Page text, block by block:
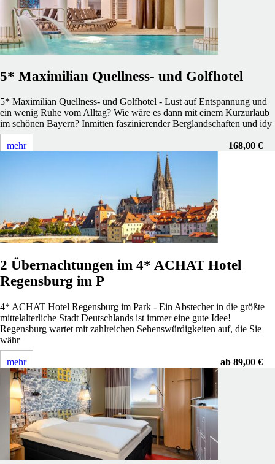
5* Maximilian Quellness- und Golfhotel
5* Maximilian Quellness- und Golfhotel - Lust auf Entspannung und
ein wenig Ruhe vom Alltag? Wie wäre es dann mit einem Kurzurlaub
im schönen Bayern? Inmitten faszinierender Berglandschaften und idy
168,00 €
mehr
2 Übernachtungen im 4* ACHAT Hotel
Regensburg im P
4* ACHAT Hotel Regensburg im Park - Ein Abstecher in die größte
mittelalterliche Stadt Deutschlands ist immer eine gute Idee!
Regensburg wartet mit zahlreichen Sehenswürdigkeiten auf, die Sie
währ
ab 89,00 €
mehr